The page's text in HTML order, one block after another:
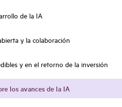
de la IA
y la colaboración
y en el retorno de la inversión
los avances de la IA